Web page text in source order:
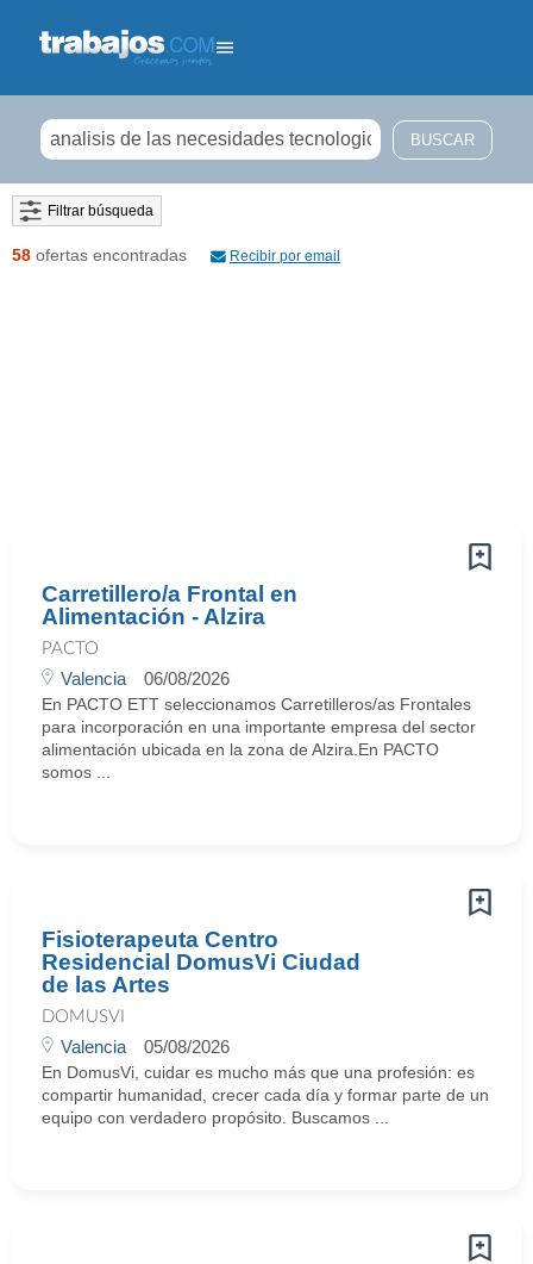
Filtrar búsqueda
58 ofertas encontradas Recibir por email
Carretillero/a Frontal en
Alimentación - Alzira
PACTO
Valencia 06/08/2026
En PACTO ETT seleccionamos Carretilleros/as Frontales
para incorporación en una importante empresa del sector
alimentación ubicada en la zona de Alzira.En PACTO
somos ...
Fisioterapeuta Centro
Residencial DomusVi Ciudad
de las Artes
DOMUSVI
Valencia 05/08/2026
En DomusVi, cuidar es mucho más que una profesión: es
compartir humanidad, crecer cada día y formar parte de un
equipo con verdadero propósito. Buscamos ...